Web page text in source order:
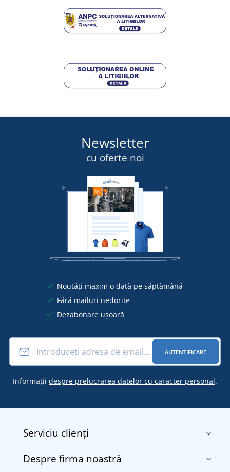
153,50 lei
Newsletter
cu oferte noi
Noutăți maxim o dată pe săptămână
Fără mailuri nedorite
Dezabonare ușoară
AUTENTIFICARE
Informații despre prelucrarea datelor cu caracter personal.
Serviciu clienți
Contact
Despre firma noastră